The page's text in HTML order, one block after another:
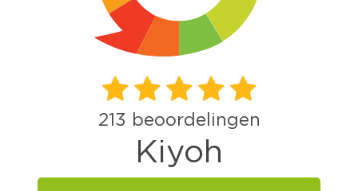
213 beoordelingen
Kiyoh